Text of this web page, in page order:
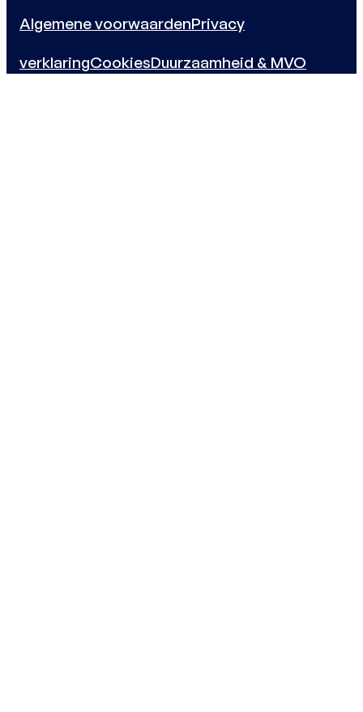
Algemene voorwaardenPrivacy
verklaringCookiesDuurzaamheid & MVO